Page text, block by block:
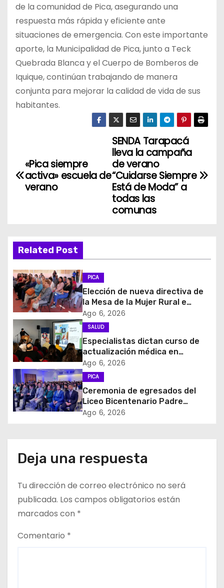
de la comunidad de Pica, asegurando una
respuesta más rápida y eficiente ante
situaciones de emergencia. Con este importante
aporte, la Municipalidad de Pica, junto a Teck
Quebrada Blanca y el Cuerpo de Bomberos de
Iquique, continúan trabajando de manera
conjunta para mejorar la calidad de vida de sus
habitantes.
a
c
i
ó
n
d
e
e
r
a
d
SENDA Tarapacá
lleva la campaña
de verano
“Cuidarse Siempre
Está de Moda” a
todas las
comunas
«Pica siempre
activa» escuela de
verano
Related Post
PICA
Elección de nueva directiva de
la Mesa de la Mujer Rural e
Indigena
Ago 6, 2026
SALUD
Especialistas dictan curso de
actualización médica en
imagenología pediátrica
Ago 6, 2026
PICA
Ceremonia de egresados del
Liceo Bicentenario Padre
Alberto Hurtado a la industria
Ago 6, 2026
Deja una respuesta
Tu dirección de correo electrónico no será
publicada. Los campos obligatorios están
marcados con *
Comentario *